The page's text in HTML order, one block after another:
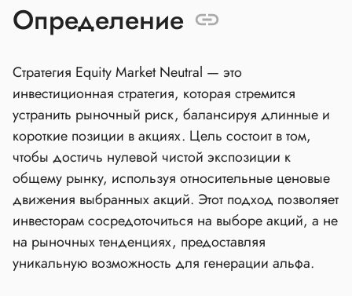
Определение
Стратегия Equity Market Neutral — это
инвестиционная стратегия, которая стремится
устранить рыночный риск, балансируя длинные и
короткие позиции в акциях. Цель состоит в том,
чтобы достичь нулевой чистой экспозиции к
общему рынку, используя относительные ценовые
движения выбранных акций. Этот подход позволяет
инвесторам сосредоточиться на выборе акций, а не
на рыночных тенденциях, предоставляя
уникальную возможность для генерации альфа.